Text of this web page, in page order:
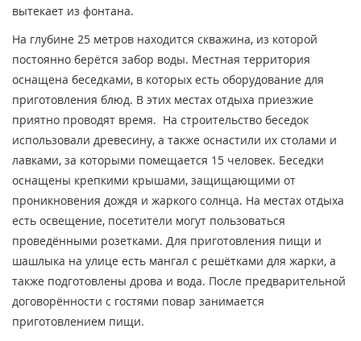
вытекает из фонтана.
На глубине 25 метров находится скважина, из которой
постоянно берётся забор воды. Местная территория
оснащена беседками, в которых есть оборудование для
приготовления блюд. В этих местах отдыха приезжие
приятно проводят время. На строительство беседок
использовали древесину, а также оснастили их столами и
лавками, за которыми помещается 15 человек. Беседки
оснащены крепкими крышами, защищающими от
проникновения дождя и жаркого солнца. На местах отдыха
есть освещение, посетители могут пользоваться
проведёнными розетками. Для приготовления пищи и
шашлыка на улице есть мангал с решётками для жарки, а
также подготовлены дрова и вода. После предварительной
договорённости с гостями повар занимается
приготовлением пищи.